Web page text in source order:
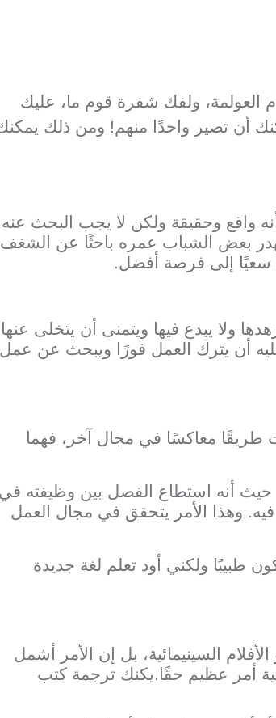
العولمة، ولفك شفرة قوم ما، عليك
أن تصير واحدًا منهم! ومن ذلك
واقع وحقيقة ولكن لا يجب البحث
بعض الشباب عمره باحثًا عن الشغف
سعيًا إلى فرصة أفضل.
ولا يبدع فيها ويتمنى أن يتخلى عنها
أن يترك العمل فورًا ويبحث عن عمل
معاكسًا في مجال آخر، فهما
حيث أنه استطاع الفصل بين وظيفته في
وهذا الأمر يتحقق في مجال العمل
طبيبًا ولكني أود تعلم لغة جديدة
السينيمائية، بل إن الأمر أشمل
أمر عظيم حقًا.يكنك ترجمة كتب